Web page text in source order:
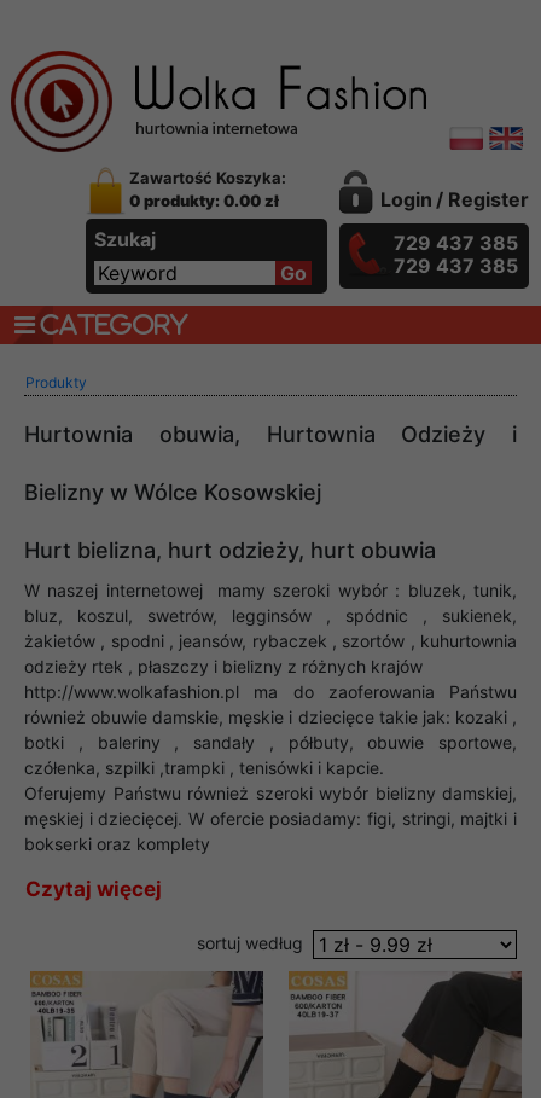
Zawartość Koszyka:
0 produkty: 0.00 zł
Szukaj
Login / Register
729 437 385
729 437 385
CATEGORY
Produkty
Hurtownia obuwia, Hurtownia Odzieży i
Bielizny w Wólce Kosowskiej
Hurt bielizna, hurt odzieży, hurt obuwia
W naszej internetowej
mamy szeroki wybór : bluzek, tunik,
bluz, koszul, swetrów, legginsów , spódnic , sukienek,
żakietów , spodni , jeansów, rybaczek , szortów , kuhurtownia
odzieży rtek , płaszczy i bielizny z różnych krajów
http://www.wolkafashion.pl ma do zaoferowania Państwu
również obuwie damskie, męskie i dziecięce takie jak: kozaki ,
botki , baleriny , sandały , półbuty, obuwie sportowe,
czółenka, szpilki ,trampki , tenisówki i kapcie.
Oferujemy Państwu również szeroki wybór bielizny damskiej,
męskiej i dziecięcej. W ofercie posiadamy: figi, stringi, majtki i
bokserki oraz komplety
Dotyczą:Wólka Kosowska hurtownia odzieży, obuwia i
Czytaj więcej
sortuj według